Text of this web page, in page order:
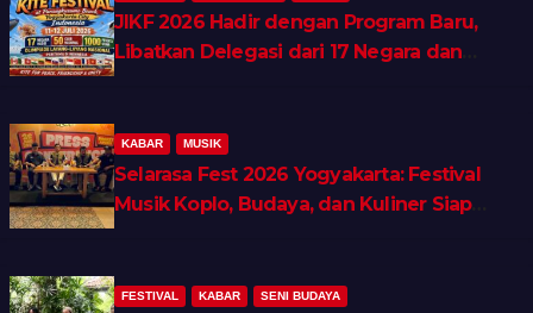
JIKF 2026 Hadir dengan Program Baru,
Libatkan Delegasi dari 17 Negara dan
KABAR MUSIK
Selarasa Fest 2026 Yogyakarta: Festival
Musik Koplo, Budaya, dan Kuliner Siap
FESTIVAL KABAR SENI BUDAYA